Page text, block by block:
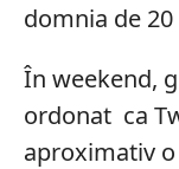
domnia de 20
În weekend,
ordonat ca
aproximativ